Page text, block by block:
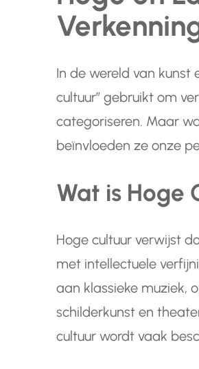
In de wereld van kunst
cultuur” gebruikt om
categoriseren. Maar
beïnvloeden ze onze
Wat is Hoge
Hoge cultuur verwijst
met intellectuele
aan klassieke muziek,
schilderkunst en
cultuur wordt vaak